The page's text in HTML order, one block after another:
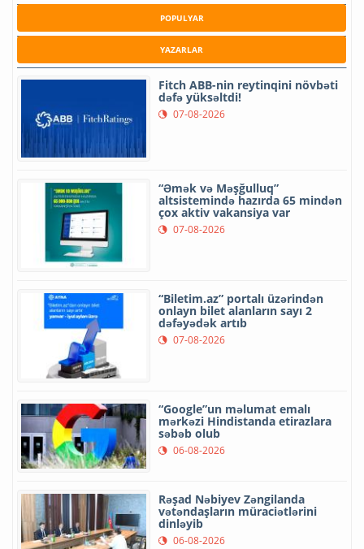
POPULYAR
YAZARLAR
Fitch ABB-nin reytinqini növbəti
dəfə yüksəltdi!
07-08-2026
“Əmək və Məşğulluq”
altsistemində hazırda 65 mindən
çox aktiv vakansiya var
07-08-2026
“Biletim.az” portalı üzərindən
onlayn bilet alanların sayı 2
dəfəyədək artıb
07-08-2026
“Google”un məlumat emalı
mərkəzi Hindistanda etirazlara
səbəb olub
06-08-2026
Rəşad Nəbiyev Zəngilanda
vətəndaşların müraciətlərini
dinləyib
06-08-2026